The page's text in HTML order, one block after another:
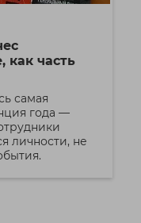
как часть
самая
года —
личности, не